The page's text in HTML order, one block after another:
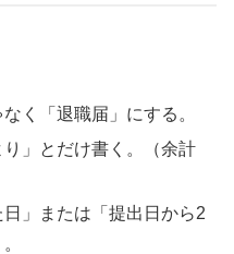
く「退職届」にする。
」とだけ書く。（余計
」または「提出日から2